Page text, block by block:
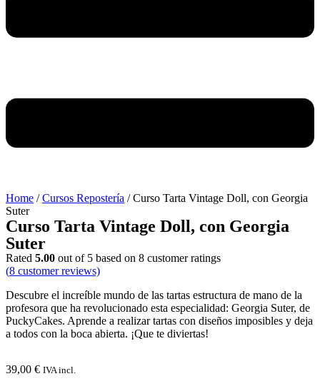
Home /Cursos Repostería / Curso Tarta Vintage Doll, con Georgia
Suter
Curso Tarta Vintage Doll, con Georgia
Suter
Rated 5.00 out of 5 based on 8 customer ratings
(8 customer reviews)
Descubre el increíble mundo de las tartas estructura de mano de la
profesora que ha revolucionado esta especialidad: Georgia Suter, de
PuckyCakes. Aprende a realizar tartas con diseños imposibles y deja
a todos con la boca abierta. ¡Que te diviertas!
39,00 € IVA incl.